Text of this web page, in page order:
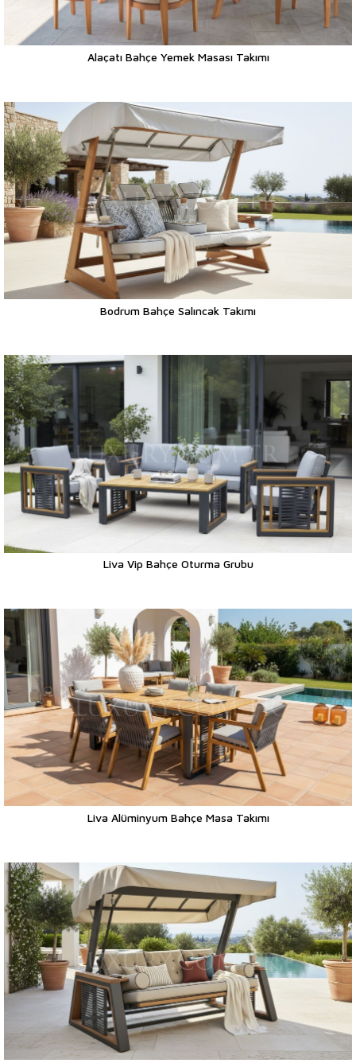
Alaçatı Bahçe Yemek Masası Takımı
Bodrum Bahçe Salıncak Takımı
Liva Vip Bahçe Oturma Grubu
Liva Alüminyum Bahçe Masa Takımı